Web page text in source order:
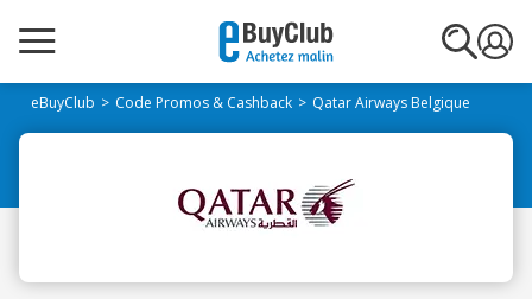
eBuyClub Code Promos & Cashback Qatar Airways Belgique